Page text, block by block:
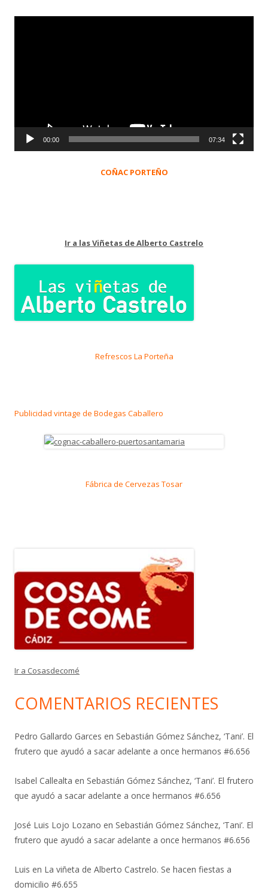
00:00 07:34
COÑAC PORTEÑO
Ir a las Viñetas de Alberto Castrelo
Refrescos La Porteña
Publicidad vintage de Bodegas Caballero
Fábrica de Cervezas Tosar
Ir a Cosasdecomé
COMENTARIOS RECIENTES
Pedro Gallardo Garces en Sebastián Gómez Sánchez, ‘Tani’. El
frutero que ayudó a sacar adelante a once hermanos #6.656
Isabel Callealta en Sebastián Gómez Sánchez, ‘Tani’. El frutero
que ayudó a sacar adelante a once hermanos #6.656
José Luis Lojo Lozano en Sebastián Gómez Sánchez, ‘Tani’. El
frutero que ayudó a sacar adelante a once hermanos #6.656
Luis en La viñeta de Alberto Castrelo. Se hacen fiestas a
domicilio #6.655